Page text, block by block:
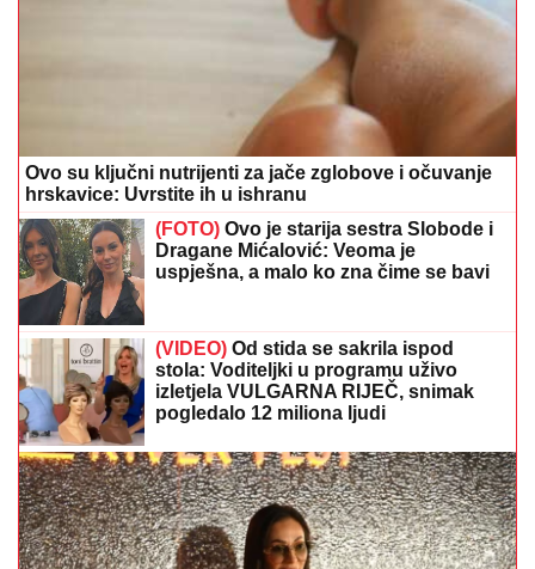
Ovo su ključni nutrijenti za jače zglobove i očuvanje
hrskavice: Uvrstite ih u ishranu
(FOTO) Ovo je starija sestra Slobode i
Dragane Mićalović: Veoma je
uspješna, a malo ko zna čime se bavi
(VIDEO) Od stida se sakrila ispod
stola: Voditeljki u programu uživo
izletjela VULGARNA RIJEČ, snimak
pogledalo 12 miliona ljudi